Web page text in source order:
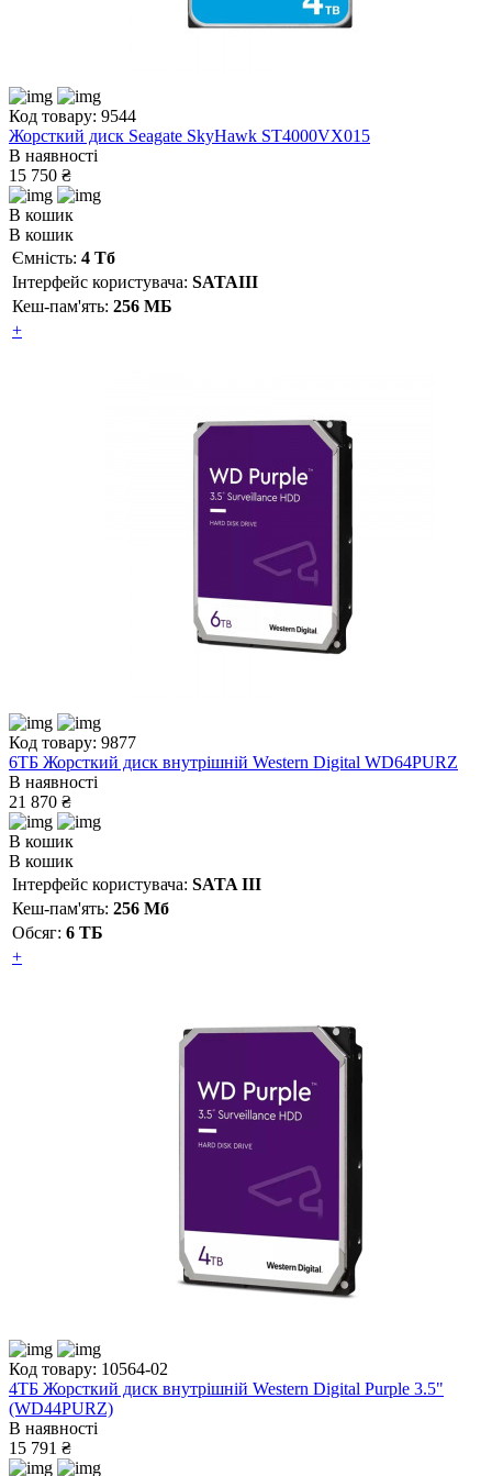
Код товару: 9544
Жорсткий диск Seagate SkyHawk ST4000VX015
В наявності
15 750 ₴
В кошик
В кошик
Ємність: 4 Тб
Інтерфейс користувача: SATAIII
Кеш-пам'ять: 256 МБ
+
Код товару: 9877
6ТБ Жорсткий диск внутрішній Western Digital WD64PURZ
В наявності
21 870 ₴
В кошик
В кошик
Інтерфейс користувача: SATA III
Кеш-пам'ять: 256 Мб
Обсяг: 6 ТБ
+
Код товару: 10564-02
4ТБ Жорсткий диск внутрішній Western Digital Purple 3.5"
(WD44PURZ)
В наявності
15 791 ₴